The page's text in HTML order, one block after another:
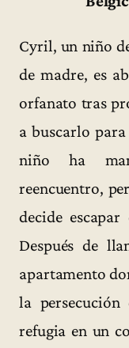
Cyril, un niño
de madre, es
orfanato tras
a buscarlo
niño ha
reencuentro,
decide
Después de
apartamento
la
refugia en un